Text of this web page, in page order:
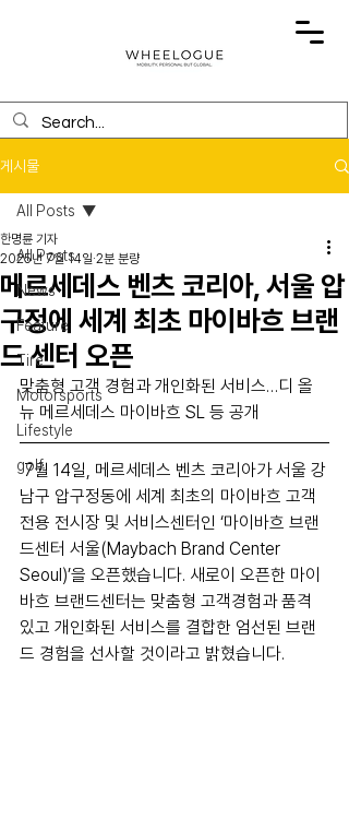
게시물
All Posts
News
Feature
Tire
Motorsports
Lifestyle
golf
All Posts
메르세데스 벤츠 코리아, 서울 압
구정에 세계 최초 마이바흐 브랜
드 센터 오픈
한명륜 기자
2025년 7월 14일 2분 분량
맞춤형 고객 경험과 개인화된 서비스…디 올
뉴 메르세데스 마이바흐 SL 등 공개
7월 14일, 메르세데스 벤츠 코리아가 서울 강
남구 압구정동에 세계 최초의 마이바흐 고객
전용 전시장 및 서비스센터인 ‘마이바흐 브랜
드센터 서울(Maybach Brand Center
Seoul)’을 오픈했습니다. 새로이 오픈한 마이
바흐 브랜드센터는 맞춤형 고객경험과 품격
있고 개인화된 서비스를 결합한 엄선된 브랜
드 경험을 선사할 것이라고 밝혔습니다.